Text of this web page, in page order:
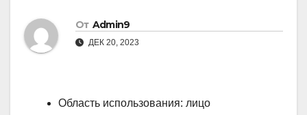
От Admin9
ДЕК 20, 2023
Область использования: лицо